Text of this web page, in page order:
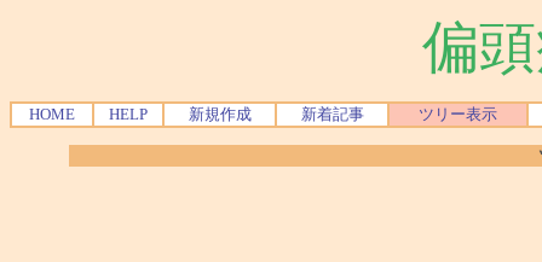
偏
HOME HELP 新規作成 新着記事 ツリー表示